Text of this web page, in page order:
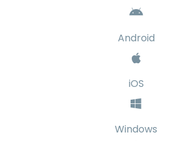
Android
iOS
Windows